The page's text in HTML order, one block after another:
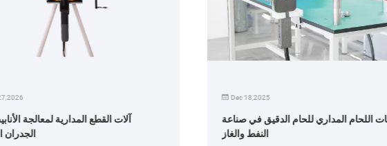
آلات القطع
ماكينات اللحام المداري للحام الدقيق في صناعة